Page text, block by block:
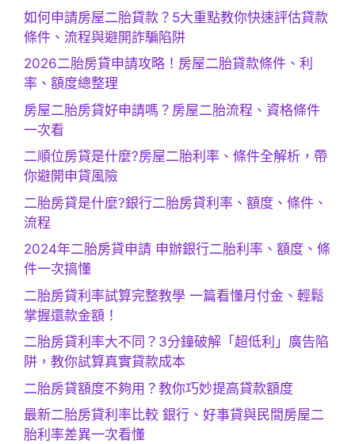
如何申請房屋二胎貸款？5大重點教你快速評估貸款
條件、流程與避開詐騙陷阱
2026二胎房貸申請攻略！房屋二胎貸款條件、利
率、額度總整理
房屋二胎房貸好申請嗎？房屋二胎流程、資格條件
一次看
二順位房貸是什麼?房屋二胎利率、條件全解析，帶
你避開申貸風險
二胎房貸是什麼?銀行二胎房貸利率、額度、條件、
流程
2024年二胎房貸申請 申辦銀行二胎利率、額度、條
件一次搞懂
二胎房貸利率試算完整教學 一篇看懂月付金、輕鬆
掌握還款金額！
二胎房貸利率大不同？3分鐘破解「超低利」廣告陷
阱，教你試算真實貸款成本
二胎房貸額度不夠用？教你巧妙提高貸款額度
最新二胎房貸利率比較 銀行、好事貸與民間房屋二
胎利率差異一次看懂